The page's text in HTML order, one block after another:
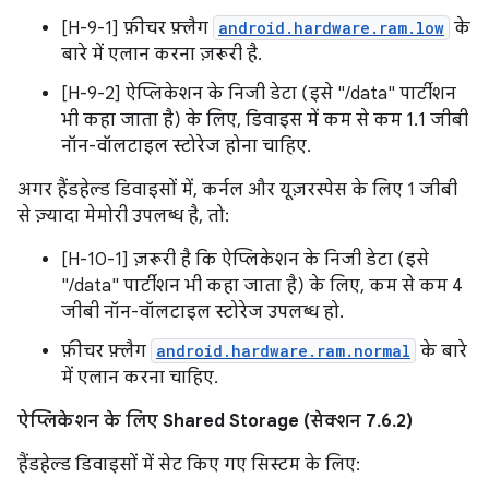
[H-9-1] फ़ीचर फ़्लैग android.hardware.ram.low के
बारे में एलान करना ज़रूरी है.
[H-9-2] ऐप्लिकेशन के निजी डेटा (इसे "/data" पार्टीशन
भी कहा जाता है) के लिए, डिवाइस में कम से कम 1.1 जीबी
नॉन-वॉलटाइल स्टोरेज होना चाहिए.
अगर हैंडहेल्ड डिवाइसों में, कर्नल और यूज़रस्पेस के लिए 1 जीबी
से ज़्यादा मेमोरी उपलब्ध है, तो:
[H-10-1] ज़रूरी है कि ऐप्लिकेशन के निजी डेटा (इसे
"/data" पार्टीशन भी कहा जाता है) के लिए, कम से कम 4
जीबी नॉन-वॉलटाइल स्टोरेज उपलब्ध हो.
फ़ीचर फ़्लैग android.hardware.ram.normal के बारे
में एलान करना चाहिए.
ऐप्लिकेशन के लिए Shared Storage (सेक्शन 7.6.2)
हैंडहेल्ड डिवाइसों में सेट किए गए सिस्टम के लिए: